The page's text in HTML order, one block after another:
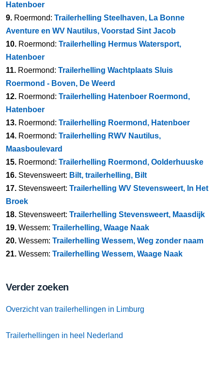
Hatenboer
9. Roermond: Trailerhelling Steelhaven, La Bonne
Aventure en WV Nautilus, Voorstad Sint Jacob
10. Roermond: Trailerhelling Hermus Watersport,
Hatenboer
11. Roermond: Trailerhelling Wachtplaats Sluis
Roermond - Boven, De Weerd
12. Roermond: Trailerhelling Hatenboer Roermond,
Hatenboer
13. Roermond: Trailerhelling Roermond, Hatenboer
14. Roermond: Trailerhelling RWV Nautilus,
Maasboulevard
15. Roermond: Trailerhelling Roermond, Oolderhuuske
16. Stevensweert: Bilt, trailerhelling, Bilt
17. Stevensweert: Trailerhelling WV Stevensweert, In Het
Broek
18. Stevensweert: Trailerhelling Stevensweert, Maasdijk
19. Wessem: Trailerhelling, Waage Naak
20. Wessem: Trailerhelling Wessem, Weg zonder naam
21. Wessem: Trailerhelling Wessem, Waage Naak
Verder zoeken
Overzicht van trailerhellingen in Limburg
Trailerhellingen in heel Nederland